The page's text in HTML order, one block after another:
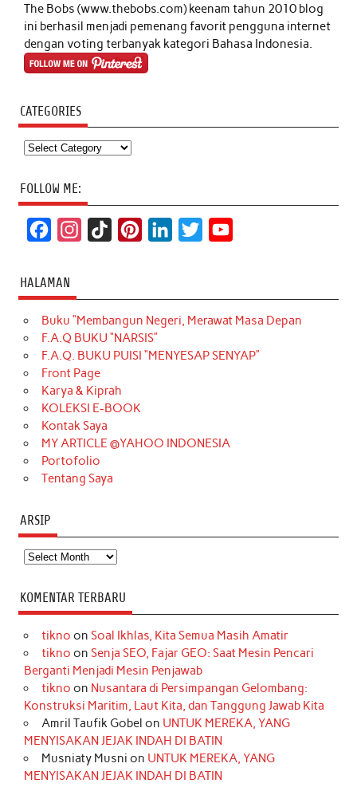
The Bobs (www.thebobs.com) keenam tahun 2010 blog
ini berhasil menjadi pemenang favorit pengguna internet
dengan voting terbanyak kategori Bahasa Indonesia.
CATEGORIES
Categories
FOLLOW ME:
c
e
b
o
o
k
t
a
g
r
a
m
T
o
k
t
e
r
k
e
d
t
t
e
T
u
b
HALAMAN
Buku “Membangun Negeri, Merawat Masa Depan
F.A.Q BUKU “NARSIS”
F.A.Q. BUKU PUISI “MENYESAP SENYAP”
Front Page
Karya & Kiprah
KOLEKSI E-BOOK
Kontak Saya
MY ARTICLE @YAHOO INDONESIA
Portofolio
Tentang Saya
ARSIP
Arsip
KOMENTAR TERBARU
tikno on Soal Ikhlas, Kita Semua Masih Amatir
tikno on Senja SEO, Fajar GEO: Saat Mesin Pencari
Berganti Menjadi Mesin Penjawab
tikno on Nusantara di Persimpangan Gelombang:
Konstruksi Maritim, Laut Kita, dan Tanggung Jawab Kita
Amril Taufik Gobel on UNTUK MEREKA, YANG
MENYISAKAN JEJAK INDAH DI BATIN
Musniaty Musni on UNTUK MEREKA, YANG
MENYISAKAN JEJAK INDAH DI BATIN